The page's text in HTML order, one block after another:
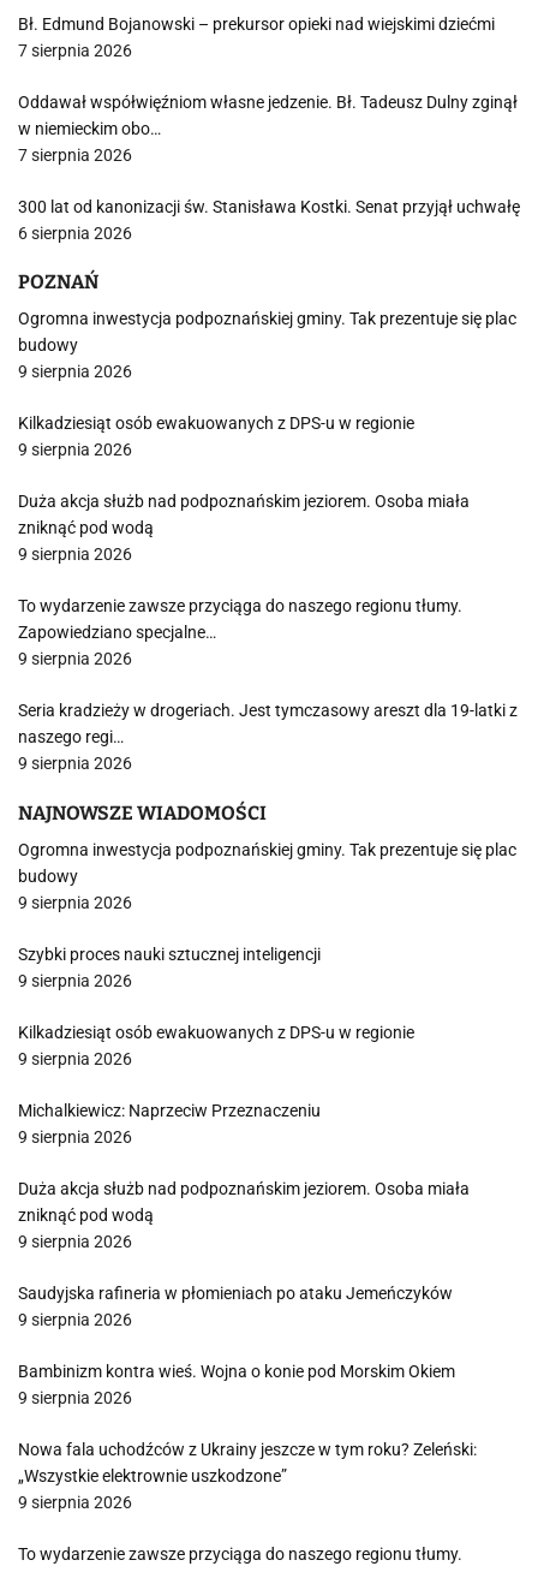
Bł. Edmund Bojanowski – prekursor opieki nad wiejskimi dziećmi
7 sierpnia 2026
Oddawał współwięźniom własne jedzenie. Bł. Tadeusz Dulny zginął
w niemieckim obo…
7 sierpnia 2026
300 lat od kanonizacji św. Stanisława Kostki. Senat przyjął uchwałę
6 sierpnia 2026
POZNAŃ
Ogromna inwestycja podpoznańskiej gminy. Tak prezentuje się plac
budowy
9 sierpnia 2026
Kilkadziesiąt osób ewakuowanych z DPS-u w regionie
9 sierpnia 2026
Duża akcja służb nad podpoznańskim jeziorem. Osoba miała
zniknąć pod wodą
9 sierpnia 2026
To wydarzenie zawsze przyciąga do naszego regionu tłumy.
Zapowiedziano specjalne…
9 sierpnia 2026
Seria kradzieży w drogeriach. Jest tymczasowy areszt dla 19-latki z
naszego regi…
9 sierpnia 2026
NAJNOWSZE WIADOMOŚCI
Ogromna inwestycja podpoznańskiej gminy. Tak prezentuje się plac
budowy
9 sierpnia 2026
Szybki proces nauki sztucznej inteligencji
9 sierpnia 2026
Kilkadziesiąt osób ewakuowanych z DPS-u w regionie
9 sierpnia 2026
Michalkiewicz: Naprzeciw Przeznaczeniu
9 sierpnia 2026
Duża akcja służb nad podpoznańskim jeziorem. Osoba miała
zniknąć pod wodą
9 sierpnia 2026
Saudyjska rafineria w płomieniach po ataku Jemeńczyków
9 sierpnia 2026
Bambinizm kontra wieś. Wojna o konie pod Morskim Okiem
9 sierpnia 2026
Nowa fala uchodźców z Ukrainy jeszcze w tym roku? Zeleński:
„Wszystkie elektrownie uszkodzone”
9 sierpnia 2026
To wydarzenie zawsze przyciąga do naszego regionu tłumy.